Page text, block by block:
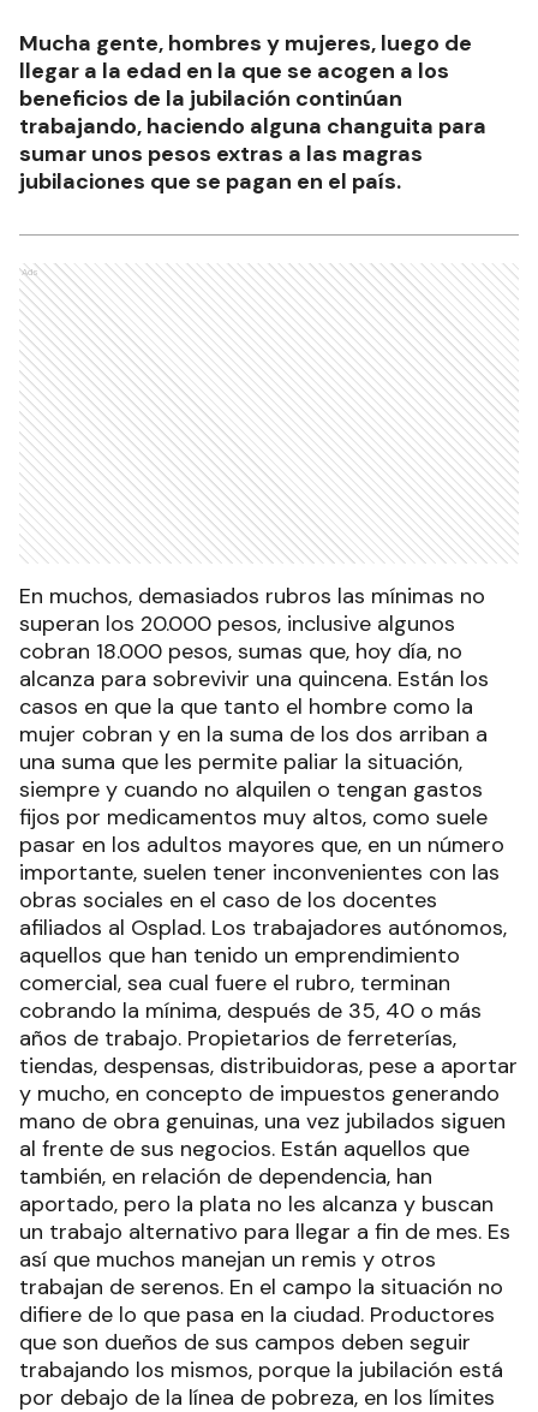
Mucha gente, hombres y mujeres, luego de
llegar a la edad en la que se acogen a los
beneficios de la jubilación continúan
trabajando, haciendo alguna changuita para
sumar unos pesos extras a las magras
jubilaciones que se pagan en el país.
Ads
En muchos, demasiados rubros las mínimas no
superan los 20.000 pesos, inclusive algunos
cobran 18.000 pesos, sumas que, hoy día, no
alcanza para sobrevivir una quincena. Están los
casos en que la que tanto el hombre como la
mujer cobran y en la suma de los dos arriban a
una suma que les permite paliar la situación,
siempre y cuando no alquilen o tengan gastos
fijos por medicamentos muy altos, como suele
pasar en los adultos mayores que, en un número
importante, suelen tener inconvenientes con las
obras sociales en el caso de los docentes
afiliados al Osplad. Los trabajadores autónomos,
aquellos que han tenido un emprendimiento
comercial, sea cual fuere el rubro, terminan
cobrando la mínima, después de 35, 40 o más
años de trabajo. Propietarios de ferreterías,
tiendas, despensas, distribuidoras, pese a aportar
y mucho, en concepto de impuestos generando
mano de obra genuinas, una vez jubilados siguen
al frente de sus negocios. Están aquellos que
también, en relación de dependencia, han
aportado, pero la plata no les alcanza y buscan
un trabajo alternativo para llegar a fin de mes. Es
así que muchos manejan un remis y otros
trabajan de serenos. En el campo la situación no
difiere de lo que pasa en la ciudad. Productores
que son dueños de sus campos deben seguir
trabajando los mismos, porque la jubilación está
por debajo de la línea de pobreza, en los límites